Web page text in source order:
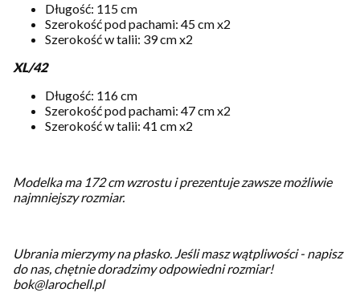
Długość: 115 cm
Szerokość pod pachami: 45 cm x2
Szerokość w talii: 39 cm x2
XL/42
Długość: 116 cm
Szerokość pod pachami: 47 cm x2
Szerokość w talii: 41 cm x2
Modelka ma 172 cm wzrostu i prezentuje zawsze możliwie
najmniejszy rozmiar.
Ubrania mierzymy na płasko. Jeśli masz wątpliwości - napisz
do nas, chętnie doradzimy odpowiedni rozmiar!
bok@larochell.pl